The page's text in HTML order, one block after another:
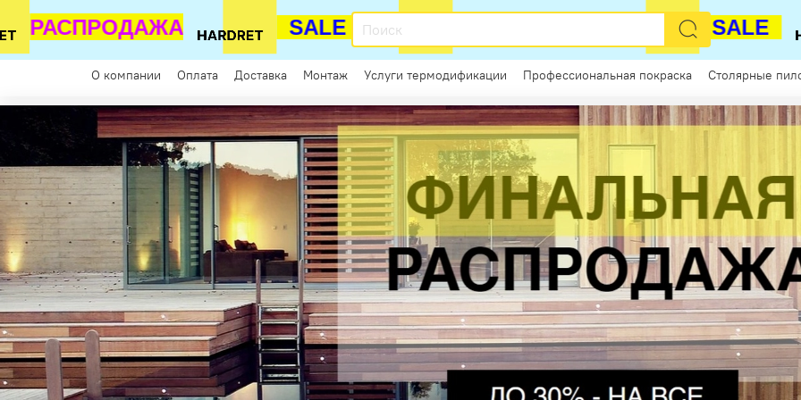
Каталог
О компании Оплата Доставка Монтаж Услуги термодификации Профессиональная покраска Столярные
РАСПРОДАЖА SALE SALE